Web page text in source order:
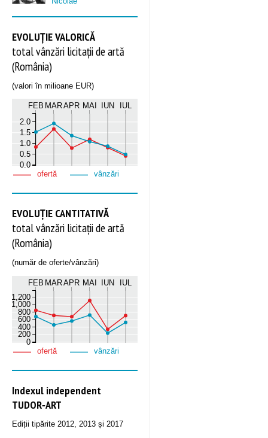
EVOLUȚIE VALORICĂ
total vânzări licitații de artă
(România)
(valori în milioane EUR)
FEB MARAPR MAI IUN IUL
0.0
0.5
1.0
1.5
2.0
ofertă vânzări
EVOLUȚIE CANTITATIVĂ
total vânzări licitații de artă
(România)
(număr de oferte/vânzări)
FEB MARAPR MAI IUN IUL
0
200
400
600
800
1,000
1,200
ofertă vânzări
Indexul independent
TUDOR‑ART
Ediții tipărite 2012, 2013 și 2017